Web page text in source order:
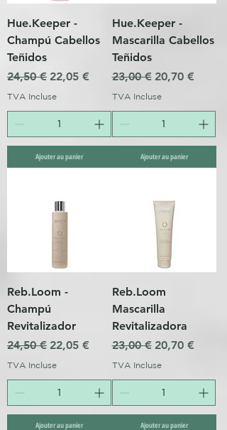
Hue.Keeper -
Champú Cabellos
Teñidos
Prix original
24,50 € Prix promotionnel
22,05 €
TVA Incluse
Ajouter au panier
Hue.Keeper -
Mascarilla Cabellos
Teñidos
Prix original
23,00 € Prix
20,70 €
TVA Incluse
Ajouter au panier
Reb.Loom -
Champú
Revitalizador
Prix original
24,50 € Prix promotionnel
22,05 €
TVA Incluse
Ajouter au panier
Reb.Loom
Mascarilla
Revitalizadora
Prix original
23,00 € Prix
20,70 €
TVA Incluse
Ajouter au panier